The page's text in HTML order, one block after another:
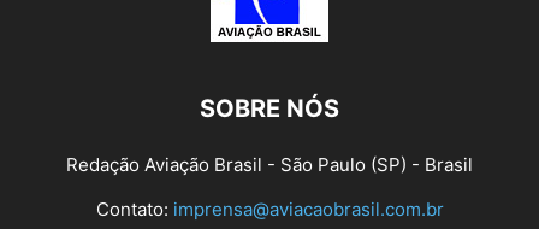
SOBRE NÓS
Redação Aviação Brasil - São Paulo (SP) - Brasil
Contato: imprensa@aviacaobrasil.com.br